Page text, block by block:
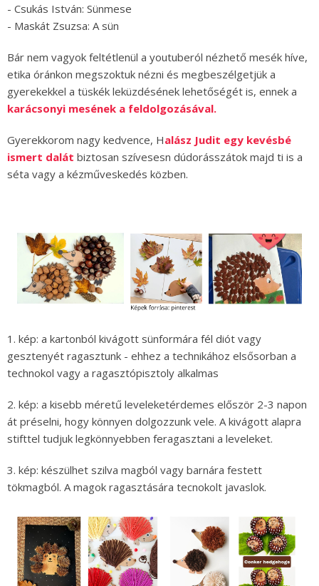
- Csukás István: Sünmese
- Maskát Zsuzsa: A sün
Bár nem vagyok feltétlenül a youtuberól nézhető mesék híve,
etika óránkon megszoktuk nézni és megbeszélgetjük a
gyerekekkel a tüskék leküzdésének lehetőségét is, ennek a
karácsonyi mesének a feldolgozásával.
Gyerekkorom nagy kedvence, Halász Judit egy kevésbé
ismert dalát biztosan szívesesn dúdorásszátok majd ti is a
séta vagy a kézműveskedés közben.
1. kép: a kartonból kivágott sünformára fél diót vagy
gesztenyét ragasztunk - ehhez a technikához elsősorban a
technokol vagy a ragasztópisztoly alkalmas
2. kép: a kisebb méretű leveleketérdemes először 2-3 napon
át préselni, hogy könnyen dolgozzunk vele. A kivágott alapra
stifttel tudjuk legkönnyebben feragasztani a leveleket.
3. kép: készülhet szilva magból vagy barnára festett
tökmagból. A magok ragasztására tecnokolt javaslok.